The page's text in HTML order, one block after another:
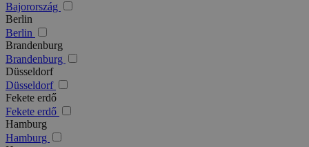
Bajorország
Berlin
Berlin
Brandenburg
Brandenburg
Düsseldorf
Düsseldorf
Fekete erdő
Fekete erdő
Hamburg
Hamburg